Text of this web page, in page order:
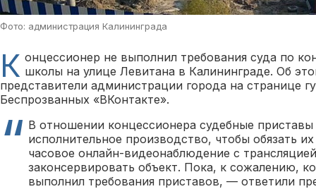
Фото: администрация Калининграда
К онцессионер не выполнил требования суда по
школы на улице Левитана в Калининграде. Об
представители администрации города на странице
Беспрозванных «ВКонтакте».
В отношении концессионера судебные приставы
исполнительное производство, чтобы обязать
часовое онлайн-видеонаблюдение с
законсервировать объект. Пока, к сожалению,
выполнил требования приставов, — ответили